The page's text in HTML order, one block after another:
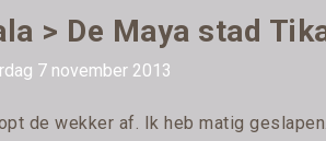
> De Maya stad
7 november 2013
de wekker af. Ik heb matig